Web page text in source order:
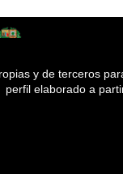
y de terceros
perfil elaborado a